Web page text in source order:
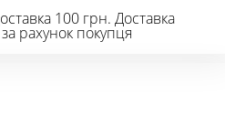
100 грн. Доставка
рахунок покупця